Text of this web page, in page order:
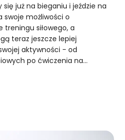
już na bieganiu i jeździe na
swoje możliwości o
treningu siłowego, a
teraz jeszcze lepiej
aktywności - od
po ćwiczenia na…